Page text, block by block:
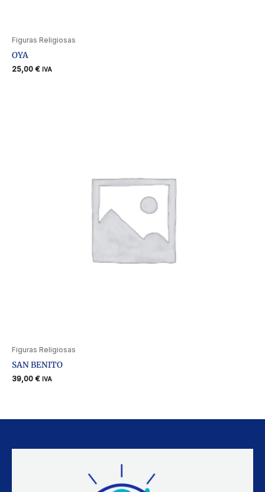
Figuras Religiosas
OYA
25,00 € IVA
Figuras Religiosas
SAN BENITO
39,00 € IVA